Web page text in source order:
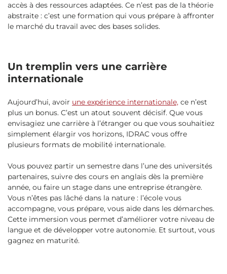
accès à des ressources adaptées. Ce n’est pas de la théorie
abstraite : c’est une formation qui vous prépare à affronter
le marché du travail avec des bases solides.
Un tremplin vers une carrière
internationale
Aujourd’hui, avoir une expérience internationale, ce n’est
plus un bonus. C’est un atout souvent décisif. Que vous
envisagiez une carrière à l’étranger ou que vous souhaitiez
simplement élargir vos horizons, IDRAC vous offre
plusieurs formats de mobilité internationale.
Vous pouvez partir un semestre dans l’une des universités
partenaires, suivre des cours en anglais dès la première
année, ou faire un stage dans une entreprise étrangère.
Vous n’êtes pas lâché dans la nature : l’école vous
accompagne, vous prépare, vous aide dans les démarches.
Cette immersion vous permet d’améliorer votre niveau de
langue et de développer votre autonomie. Et surtout, vous
gagnez en maturité.